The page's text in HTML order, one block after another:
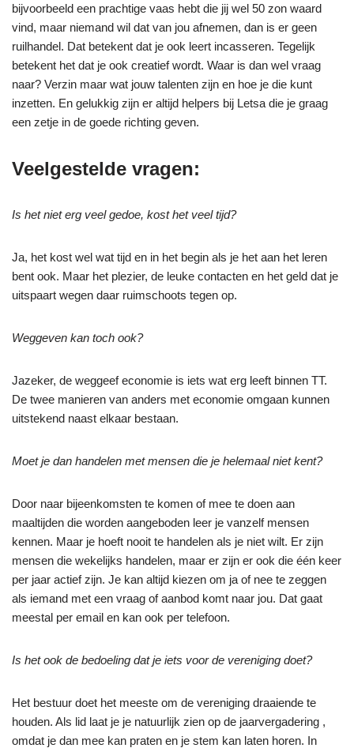
bijvoorbeeld een prachtige vaas hebt die jij wel 50 zon waard
vind, maar niemand wil dat van jou afnemen, dan is er geen
ruilhandel. Dat betekent dat je ook leert incasseren. Tegelijk
betekent het dat je ook creatief wordt. Waar is dan wel vraag
naar? Verzin maar wat jouw talenten zijn en hoe je die kunt
inzetten. En gelukkig zijn er altijd helpers bij Letsa die je graag
een zetje in de goede richting geven.
Veelgestelde vragen:
Is het niet erg veel gedoe, kost het veel tijd?
Ja, het kost wel wat tijd en in het begin als je het aan het leren
bent ook. Maar het plezier, de leuke contacten en het geld dat je
uitspaart wegen daar ruimschoots tegen op.
Weggeven kan toch ook?
Jazeker, de weggeef economie is iets wat erg leeft binnen TT.
De twee manieren van anders met economie omgaan kunnen
uitstekend naast elkaar bestaan.
Moet je dan handelen met mensen die je helemaal niet kent?
Door naar bijeenkomsten te komen of mee te doen aan
maaltijden die worden aangeboden leer je vanzelf mensen
kennen. Maar je hoeft nooit te handelen als je niet wilt. Er zijn
mensen die wekelijks handelen, maar er zijn er ook die één keer
per jaar actief zijn. Je kan altijd kiezen om ja of nee te zeggen
als iemand met een vraag of aanbod komt naar jou. Dat gaat
meestal per email en kan ook per telefoon.
Is het ook de bedoeling dat je iets voor de vereniging doet?
Het bestuur doet het meeste om de vereniging draaiende te
houden. Als lid laat je je natuurlijk zien op de jaarvergadering ,
omdat je dan mee kan praten en je stem kan laten horen. In